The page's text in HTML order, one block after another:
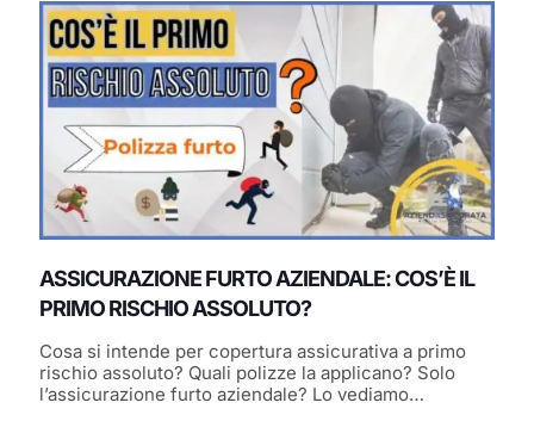
ASSICURAZIONE FURTO AZIENDALE: COS’È IL
PRIMO RISCHIO ASSOLUTO?
Cosa si intende per copertura assicurativa a primo
rischio assoluto? Quali polizze la applicano? Solo
l’assicurazione furto aziendale? Lo vediamo…